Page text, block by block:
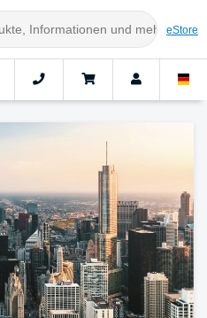
eStore